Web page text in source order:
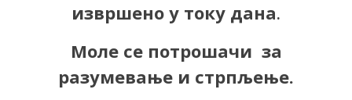
извршено у току дана.
Моле се потрошачи за
разумевање и стрпљење.